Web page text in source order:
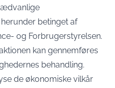
betinget af
og Forbrugerstyrelsen.
kan gennemføres
behandling.
de økonomiske vilkår